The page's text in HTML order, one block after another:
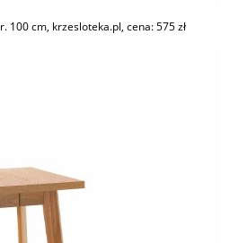
100 cm, krzesloteka.pl, cena: 575 zł